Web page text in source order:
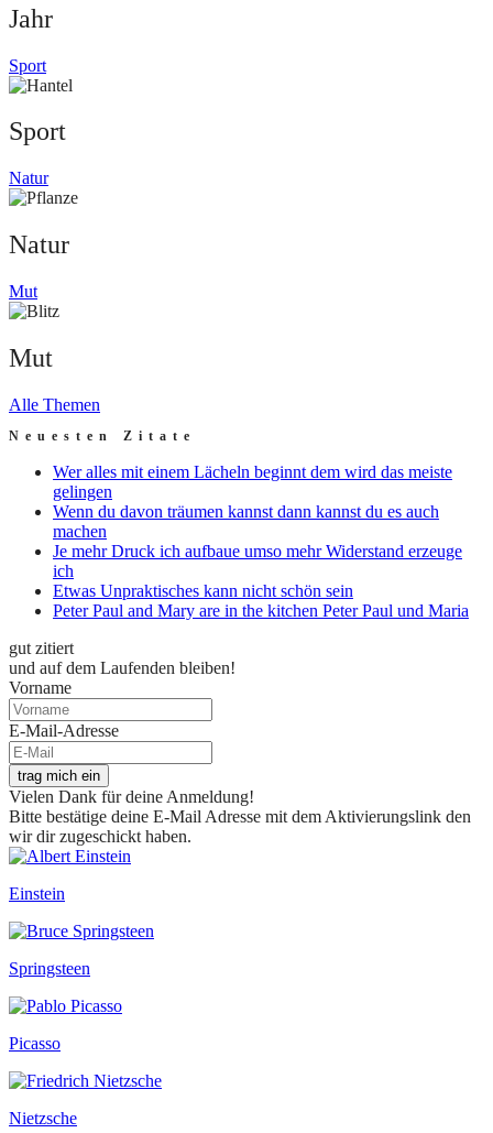
Jahr
Sport
Sport
Natur
Natur
Mut
Mut
Alle Themen
Neuesten Zitate
Wer alles mit einem Lächeln beginnt dem wird das meiste
gelingen
Wenn du davon träumen kannst dann kannst du es auch
machen
Je mehr Druck ich aufbaue umso mehr Widerstand erzeuge
ich
Etwas Unpraktisches kann nicht schön sein
Peter Paul and Mary are in the kitchen Peter Paul und Maria
gut zitiert
und auf dem Laufenden bleiben!
Vorname
E-Mail-Adresse
trag mich ein
Vielen Dank für deine Anmeldung!
Bitte bestätige deine E-Mail Adresse mit dem Aktivierungslink den
wir dir zugeschickt haben.
Einstein
Springsteen
Picasso
Nietzsche